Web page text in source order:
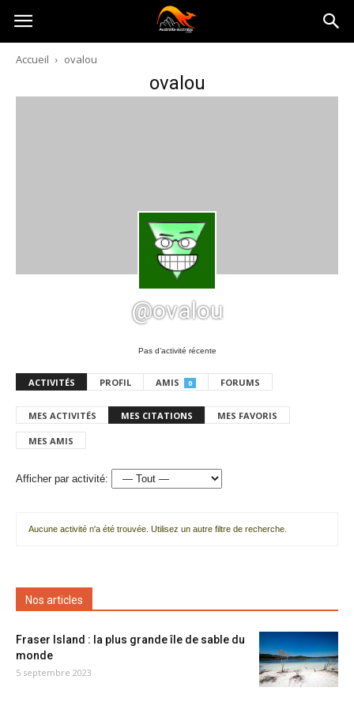
Australia-
australie.com
Accueil ovalou
ovalou
@ovalou
Pas d’activité récente
ACTIVITÉS PROFIL AMIS 0 FORUMS
MES ACTIVITÉS MES CITATIONS MES FAVORIS
MES AMIS
Afficher par activité:
Aucune activité n'a été trouvée. Utilisez un autre filtre de recherche.
Nos articles
Fraser Island : la plus grande île de sable du
monde
5 septembre 2023